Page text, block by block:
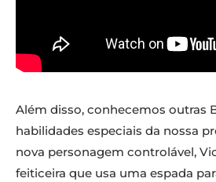
Além disso, conhecemos outras
habilidades especiais da nossa
nova personagem controlável,
feiticeira que usa uma espada